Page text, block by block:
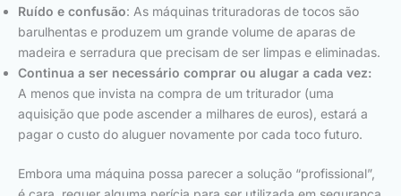
Ruído e confusão: As máquinas trituradoras de tocos são
barulhentas e produzem um grande volume de aparas de
madeira e serradura que precisam de ser limpas e eliminadas.
Continua a ser necessário comprar ou alugar a cada vez:
A menos que invista na compra de um triturador (uma
aquisição que pode ascender a milhares de euros), estará a
pagar o custo do aluguer novamente por cada toco futuro.
Embora uma máquina possa parecer a solução “profissional”,